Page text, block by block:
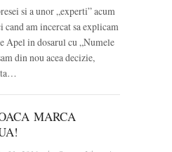
si a unor „experti” acum
cand am incercat sa explicam
Apel in dosarul cu „Numele
din nou acea decizie,
MARCA